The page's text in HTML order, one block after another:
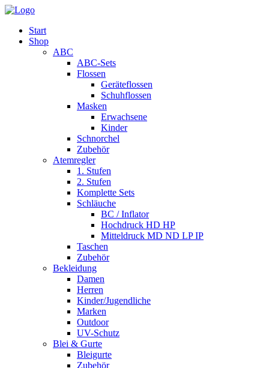
Start
Shop
ABC
ABC-Sets
Flossen
Geräteflossen
Schuhflossen
Masken
Erwachsene
Kinder
Schnorchel
Zubehör
Atemregler
1. Stufen
2. Stufen
Komplette Sets
Schläuche
BC / Inflator
Hochdruck HD HP
Mitteldruck MD ND LP IP
Taschen
Zubehör
Bekleidung
Damen
Herren
Kinder/Jugendliche
Marken
Outdoor
UV-Schutz
Blei & Gurte
Bleigurte
Zubehör